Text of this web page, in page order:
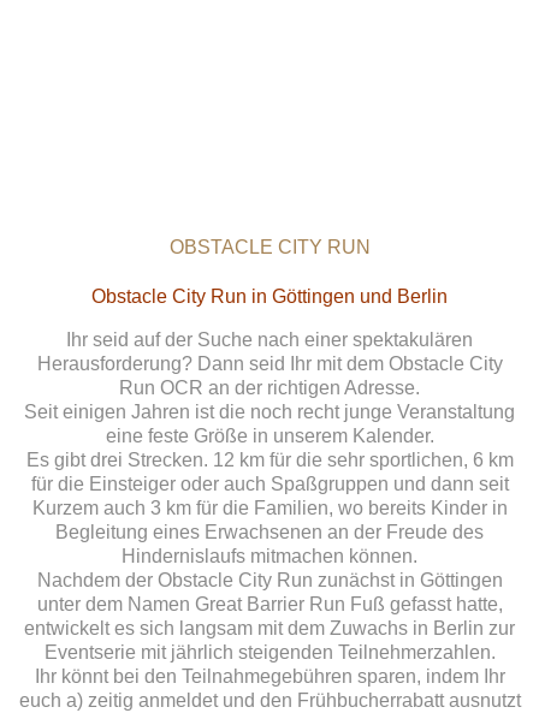
OBSTACLE CITY RUN
Obstacle City Run in Göttingen und Berlin
Ihr seid auf der Suche nach einer spektakulären
Herausforderung? Dann seid Ihr mit dem Obstacle City
Run OCR an der richtigen Adresse.
Seit einigen Jahren ist die noch recht junge Veranstaltung
eine feste Größe in unserem Kalender.
Es gibt drei Strecken. 12 km für die sehr sportlichen, 6 km
für die Einsteiger oder auch Spaßgruppen und dann seit
Kurzem auch 3 km für die Familien, wo bereits Kinder in
Begleitung eines Erwachsenen an der Freude des
Hindernislaufs mitmachen können.
Nachdem der Obstacle City Run zunächst in Göttingen
unter dem Namen Great Barrier Run Fuß gefasst hatte,
entwickelt es sich langsam mit dem Zuwachs in Berlin zur
Eventserie mit jährlich steigenden Teilnehmerzahlen.
Ihr könnt bei den Teilnahmegebühren sparen, indem Ihr
euch a) zeitig anmeldet und den Frühbucherrabatt ausnutzt